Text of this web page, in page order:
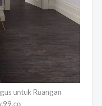
untuk Ruangan